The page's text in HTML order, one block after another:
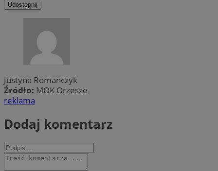
Udostępnij
Justyna Romanczyk
Źródło: MOK Orzesze
reklama
Dodaj komentarz